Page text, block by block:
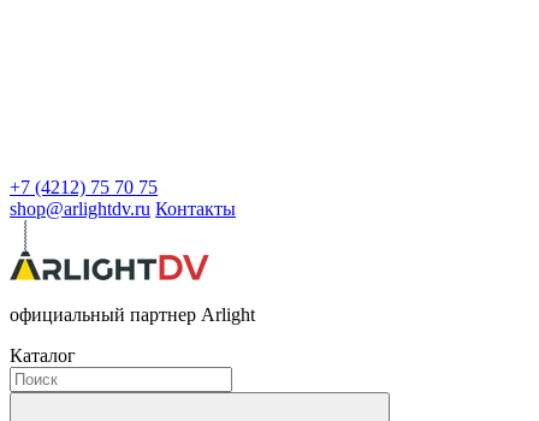
+7 (4212) 75 70 75
shop@arlightdv.ru Контакты
официальный партнер Arlight
Каталог